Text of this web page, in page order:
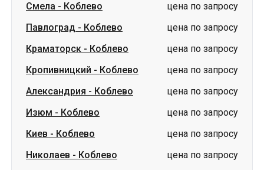
Смела - Коблево
цена по запросу
Павлоград - Коблево
цена по запросу
Краматорск - Коблево
цена по запросу
Кропивницкий - Коблево
цена по запросу
Александрия - Коблево
цена по запросу
Изюм - Коблево
цена по запросу
Киев - Коблево
цена по запросу
Николаев - Коблево
цена по запросу